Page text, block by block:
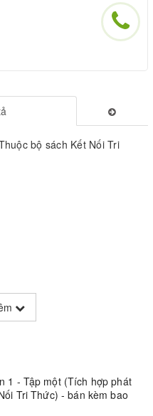
bộ sách Kết Nối Tri
1 - Tập một (Tích hợp phát
Tri Thức) - bán kèm bao